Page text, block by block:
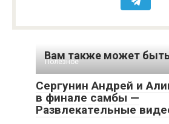
Вам также может быть
Полезное
Сергунин Андрей и
в финале самбы —
Развлекательные